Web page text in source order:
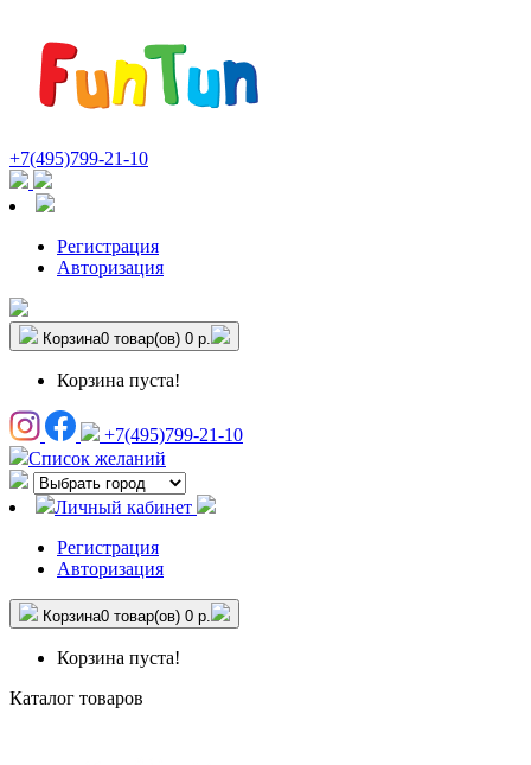
+7(495)799-21-10
Регистрация
Авторизация
Корзина0 товар(ов) 0 р.
Корзина пуста!
+7(495)799-21-10
Список желаний
Личный кабинет
Регистрация
Авторизация
Корзина0 товар(ов) 0 р.
Корзина пуста!
Каталог товаров